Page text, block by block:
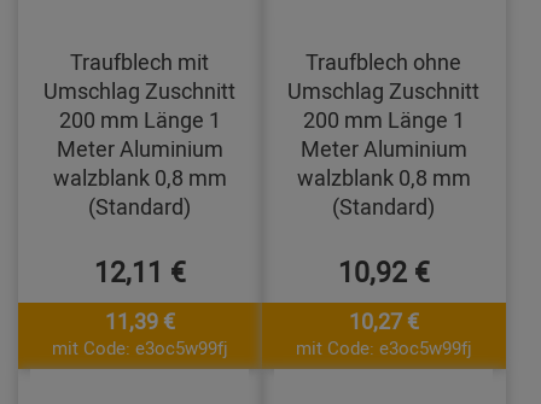
Traufblech mit
Umschlag Zuschnitt
200 mm Länge 1
Meter Aluminium
walzblank 0,8 mm
(Standard)
12,11 €
11,39 €
mit Code: e3oc5w99fj
Traufblech ohne
Umschlag Zuschnitt
200 mm Länge 1
Meter Aluminium
walzblank 0,8 mm
(Standard)
10,92 €
10,27 €
mit Code: e3oc5w99fj